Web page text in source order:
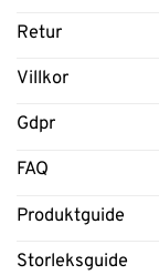
Retur
Villkor
Gdpr
FAQ
Produktguide
Storleksguide